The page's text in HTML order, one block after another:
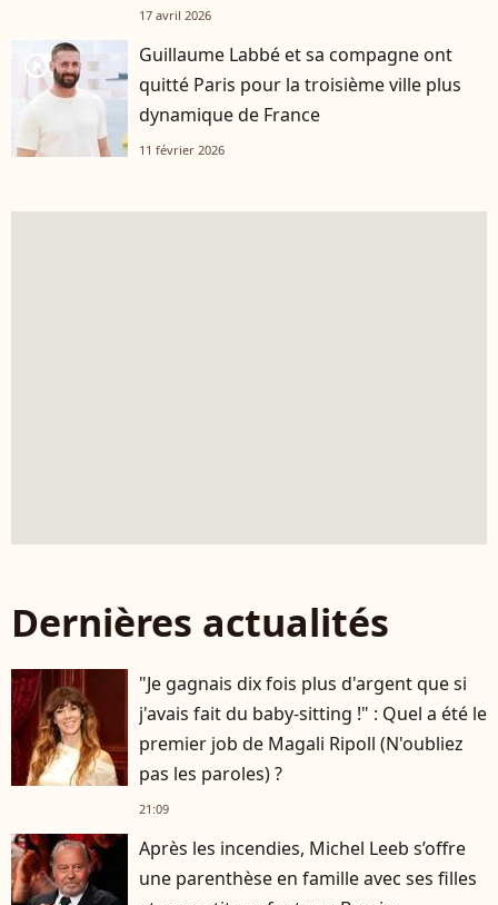
17 avril 2026
player2
Guillaume Labbé et sa compagne ont
quitté Paris pour la troisième ville plus
dynamique de France
11 février 2026
Dernières actualités
"Je gagnais dix fois plus d'argent que si
j'avais fait du baby-sitting !" : Quel a été le
premier job de Magali Ripoll (N'oubliez
pas les paroles) ?
21:09
Après les incendies, Michel Leeb s’offre
une parenthèse en famille avec ses filles